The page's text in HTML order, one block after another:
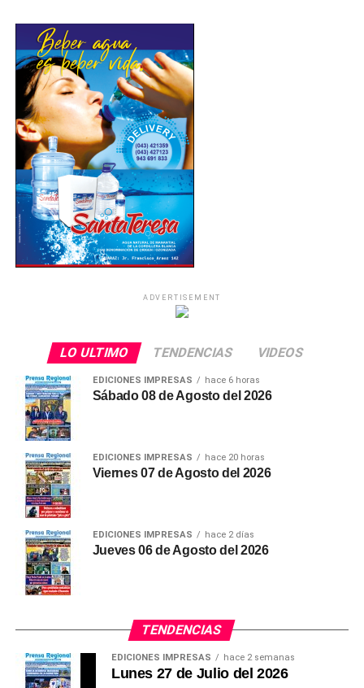
En ese contexto, el Ejecutivo consideró necesario
reconocer la función pedagógica de los docentes y el
apoyo que brindan los auxiliares de educación
mediante una bonificación extraordinaria.
Requisitos para acceder al beneficio Para recibir el
pago, los beneficiarios deberán:
Tener vínculo laboral vigente al momento del
desembolso. Haber estado registrados en el
Aplicativo Informático para el Registro Centralizado
de Planillas y de Datos de los Recursos Humanos del
Sector Público (AIRHSP) al 31 de diciembre de
2024. Contar con registro activo en el AIRHSP
encontraba de vacaciones o con licencia con goce de
remuneraciones al 31 de diciembre de 2024 será
considerado como en labor efectiva para efectos del
beneficio.
Bono no será remunerativo
La ley establece que la bonificación extraordinaria de
S/ 487 no tendrá carácter remunerativo ni
pensionable.
Tampoco estará sujeta a cargas sociales ni servirá
como base de cálculo para la compensación por
tiempo de servicios (CTS), bonificaciones,
Además, los docentes y auxiliares solo podrán recibir
este beneficio en una única entidad pública.
ADVERTISEMENT
LO ULTIMO TENDENCIAS VIDEOS
EDICIONES IMPRESAS hace 6 horas
Sábado 08 de Agosto del 2026
EDICIONES IMPRESAS hace 20 horas
Viernes 07 de Agosto del 2026
EDICIONES IMPRESAS hace 2 días
Jueves 06 de Agosto del 2026
TENDENCIAS
EDICIONES IMPRESAS hace 2 semanas
Lunes 27 de Julio del 2026